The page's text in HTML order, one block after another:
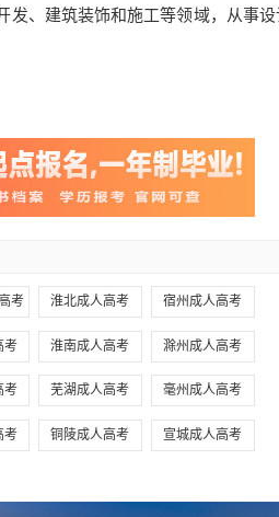
发、建筑装饰和施工等领域，从事
考 淮北成人高考 宿州成人高考
考 淮南成人高考 滁州成人高考
考 芜湖成人高考 毫州成人高考
考 铜陵成人高考 宣城成人高考